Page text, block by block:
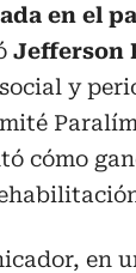
en el
Jefferson
y
cómo
en